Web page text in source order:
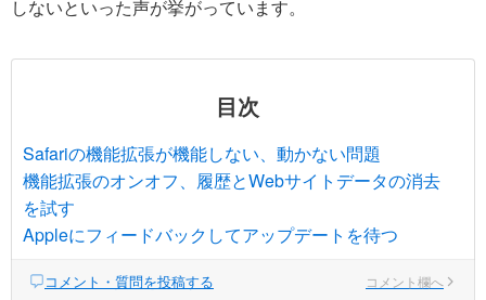
しないといった声が挙がっています。
目次
Safariの機能拡張が機能しない、動かない問題
機能拡張のオンオフ、履歴とWebサイトデータの消去
を試す
Appleにフィードバックしてアップデートを待つ
コメント・質問を投稿する コメント欄へ